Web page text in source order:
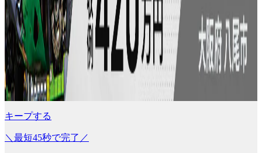
キープする
＼最短45秒で完了／